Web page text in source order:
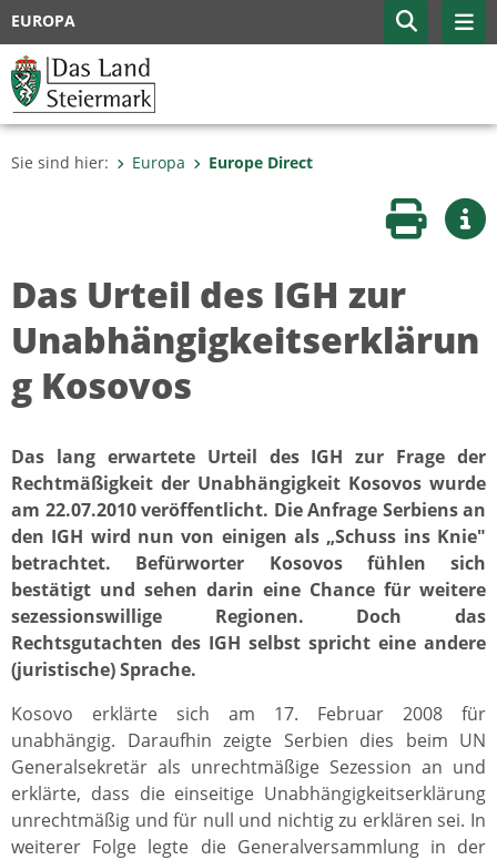
EUROPA
Sie sind hier: Europa Europe Direct
Seite
Das Urteil des IGH zur
Unabhängigkeitserklärun
g Kosovos
Das lang erwartete Urteil des IGH zur Frage der
Rechtmäßigkeit der Unabhängigkeit Kosovos wurde
am 22.07.2010 veröffentlicht. Die Anfrage Serbiens an
den IGH wird nun von einigen als „Schuss ins Knie"
betrachtet. Befürworter Kosovos fühlen sich
bestätigt und sehen darin eine Chance für weitere
sezessionswillige Regionen. Doch das
Rechtsgutachten des IGH selbst spricht eine andere
(juristische) Sprache.
Kosovo erklärte sich am 17. Februar 2008 für
unabhängig. Daraufhin zeigte Serbien dies beim UN
Generalsekretär als unrechtmäßige Sezession an und
erklärte, dass die einseitige Unabhängigkeitserklärung
unrechtmäßig und für null und nichtig zu erklären sei. In
weiterer Folge legte die Generalversammlung in der